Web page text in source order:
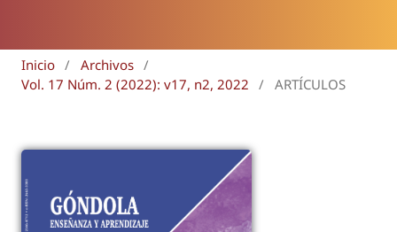
Inicio / Archivos /
Vol. 17 Núm. 2 (2022): v17, n2, 2022
/ ARTÍCULOS